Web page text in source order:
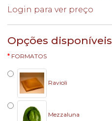
Login para ver preço
Opções disponíveis
FORMATOS
Ravioli
Mezzaluna